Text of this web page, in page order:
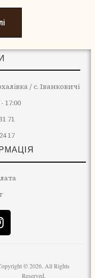
/ с. Іванковичі
17:00
71
17
© 2026. All Rights
Reserved.